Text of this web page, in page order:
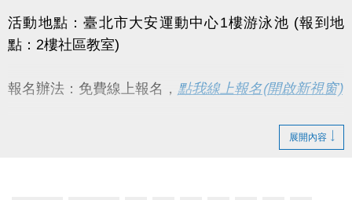
活動地點：臺北市大安運動中心1樓游泳池 (報到地
點：2樓社區教室)
報名辦法：免費線上報名， 點我線上報名(開啟新視窗)
活動對象：一般民眾，#必須能獨立完成25公尺游泳能
展開內容